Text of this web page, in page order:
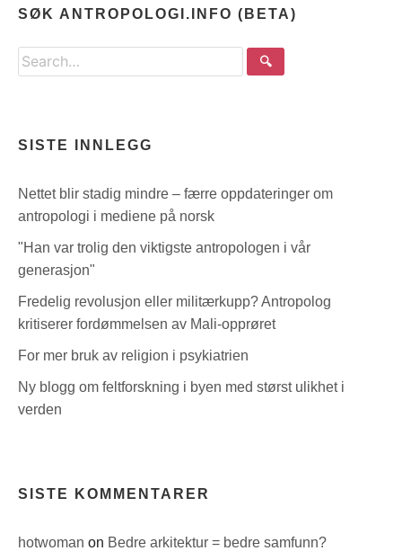
SØK ANTROPOLOGI.INFO (BETA)
Search
the
🔍
SISTE INNLEGG
Nettet blir stadig mindre – færre oppdateringer om
antropologi i mediene på norsk
"Han var trolig den viktigste antropologen i vår
generasjon"
Fredelig revolusjon eller militærkupp? Antropolog
kritiserer fordømmelsen av Mali-opprøret
For mer bruk av religion i psykiatrien
Ny blogg om feltforskning i byen med størst ulikhet i
verden
SISTE KOMMENTARER
hotwoman on Bedre arkitektur = bedre samfunn?